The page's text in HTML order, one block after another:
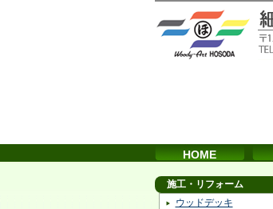
HOME
施工・リフォーム
ウッドデッキ